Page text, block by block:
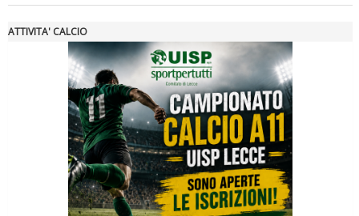
Tiziano Pesce a Radio InBlu2000 traccia il bilancio della stagione
ATTIVITA' CALCIO